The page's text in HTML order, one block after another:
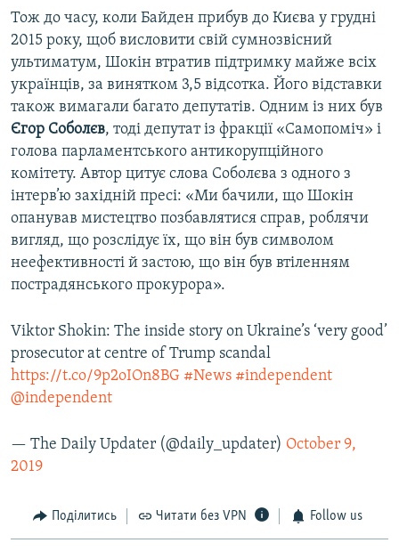
Тож до часу, коли Байден прибув до Києва у грудні
2015 року, щоб висловити свій сумнозвісний
ультиматум, Шокін втратив підтримку майже всіх
українців, за винятком 3,5 відсотка. Його відставки
також вимагали багато депутатів. Одним із них був
Єгор Соболєв, тоді депутат із фракції «Самопоміч» і
голова парламентського антикорупційного
комітету. Автор цитує слова Соболєва з одного з
інтерв’ю західній пресі: «Ми бачили, що Шокін
опанував мистецтво позбавлятися справ, роблячи
вигляд, що розслідує їх, що він був символом
неефективності й застою, що він був втіленням
пострадянського прокурора».
Viktor Shokin: The inside story on Ukraine’s ‘very good’
prosecutor at centre of Trump scandal
https://t.co/9p2oIOn8BG #News #independent
@independent
— The Daily Updater (@daily_updater) October 9,
2019
Поділитись Читати без VPN Follow us